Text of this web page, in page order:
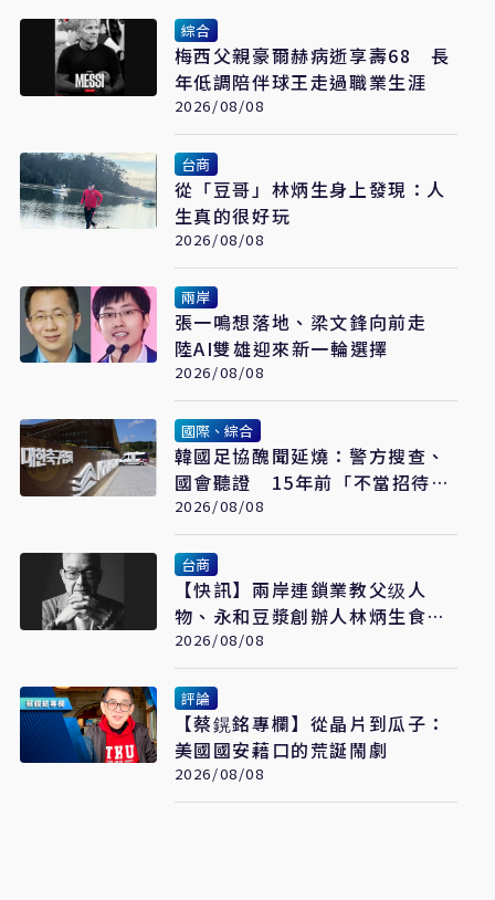
綜合
梅西父親豪爾赫病逝享壽68 長
年低調陪伴球王走過職業生涯
2026/08/08
台商
從「豆哥」林炳生身上發現：人
生真的很好玩
2026/08/08
兩岸
張一鳴想落地、梁文鋒向前走
陸AI雙雄迎來新一輪選擇
2026/08/08
國際、綜合
韓國足協醜聞延燒：警方搜查、
國會聽證 15年前「不當招待」
疑雲重見天日
2026/08/08
台商
【快訊】兩岸連鎖業教父级人
物、永和豆漿創辦人林炳生食道
癌病逝 享年70歲
2026/08/08
評論
【蔡鎤銘專欄】從晶片到瓜子：
美國國安藉口的荒誕鬧劇
2026/08/08